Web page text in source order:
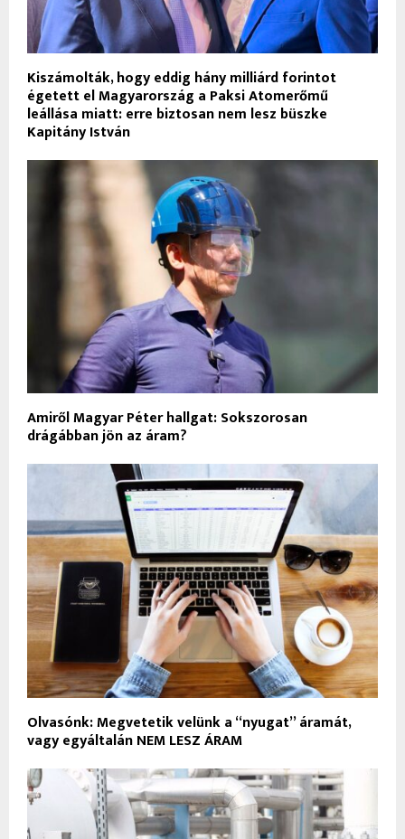
Kiszámolták, hogy eddig hány milliárd forintot
égetett el Magyarország a Paksi Atomerőmű
leállása miatt: erre biztosan nem lesz büszke
Kapitány István
Amiről Magyar Péter hallgat: Sokszorosan
drágábban jön az áram?
Olvasónk: Megvetetik velünk a “nyugat” áramát,
vagy egyáltalán NEM LESZ ÁRAM